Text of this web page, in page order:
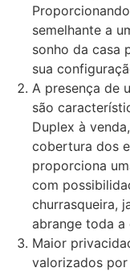
semelhante a
sonho da casa
sua
A presença de
são
Duplex à
cobertura dos
proporciona
com
churrasqueira,
abrange toda a
Maior
valorizados